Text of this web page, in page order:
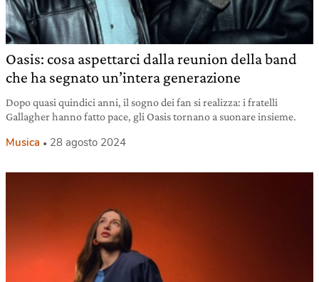
Oasis: cosa aspettarci dalla reunion della band
che ha segnato un’intera generazione
Dopo quasi quindici anni, il sogno dei fan si realizza: i fratelli
Gallagher hanno fatto pace, gli Oasis tornano a suonare insieme.
Musica 28 agosto 2024